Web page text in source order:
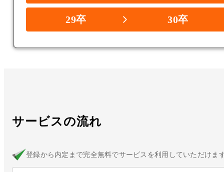
29卒 30卒
サービスの流れ
登録から内定まで完全無料でサービスを利用していただけま